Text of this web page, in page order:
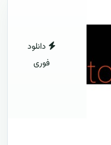
دانلود
فوری